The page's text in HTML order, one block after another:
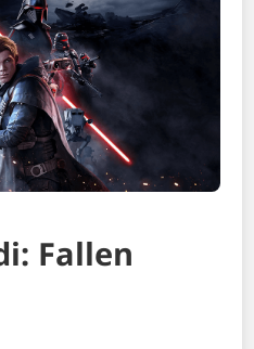
Fallen